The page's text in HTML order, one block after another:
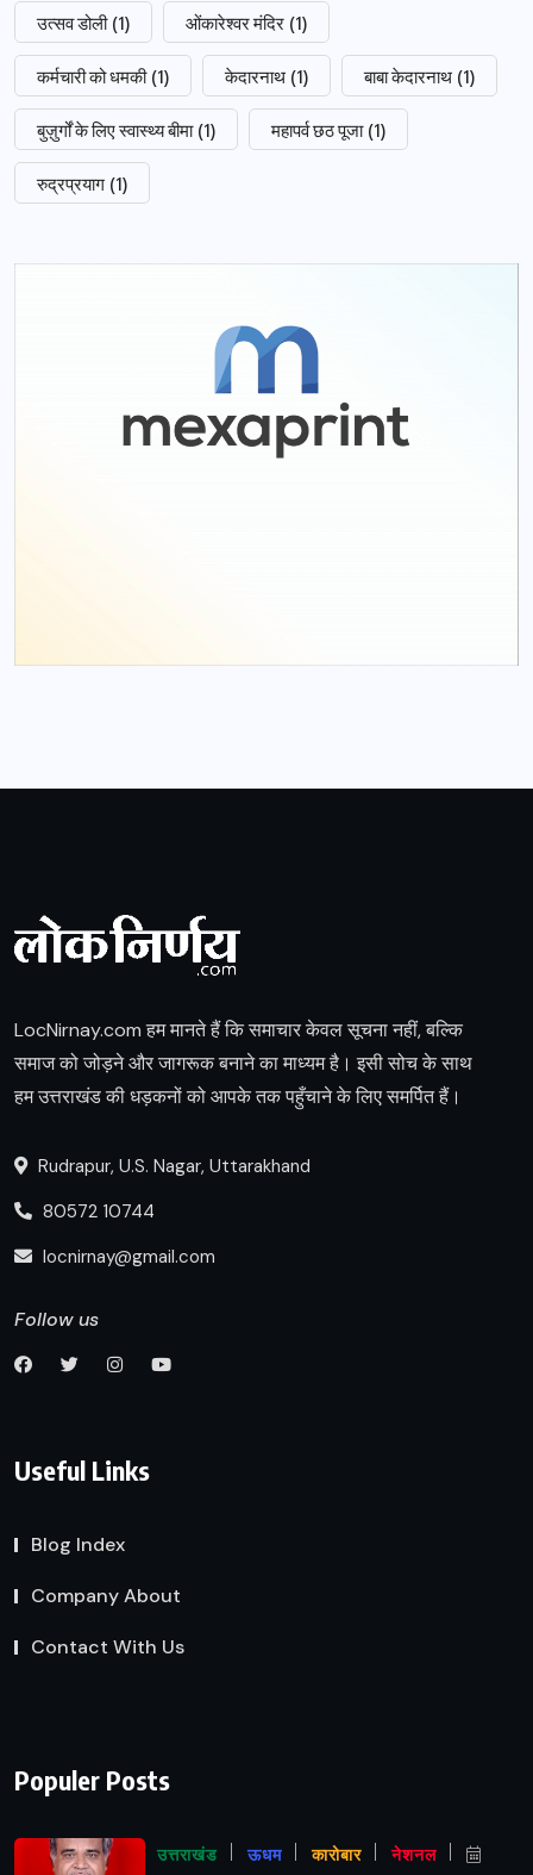
उत्सव डोली (1) ओंकारेश्वर मंदिर (1)
कर्मचारी को धमकी (1) केदारनाथ (1) बाबा केदारनाथ (1)
बुज़ुर्गों के लिए स्वास्थ्य बीमा (1) महापर्व छठ पूजा (1)
रुद्रप्रयाग (1)
LocNirnay.com हम मानते हैं कि समाचार केवल सूचना नहीं, बल्कि
समाज को जोड़ने और जागरूक बनाने का माध्यम है। इसी सोच के साथ
हम उत्तराखंड की धड़कनों को आपके तक पहुँचाने के लिए समर्पित हैं।
Rudrapur, U.S. Nagar, Uttarakhand
80572 10744
locnirnay@gmail.com
Follow us
Useful Links
Blog Index
Company About
Contact With Us
Populer Posts
उत्तराखंड
ऊधम
कारोबार
नेशनल